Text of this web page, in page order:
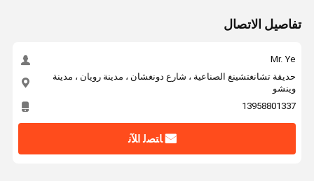
تفاصيل الاتصال
Mr. Ye
حديقة تشانغتشينغ الصناعية ، شارع دونغشان ، مدينة رويان ، مدينة
وينشو
13958801337
ﺎﺘﺼﻟ ﺍﻶﻧ